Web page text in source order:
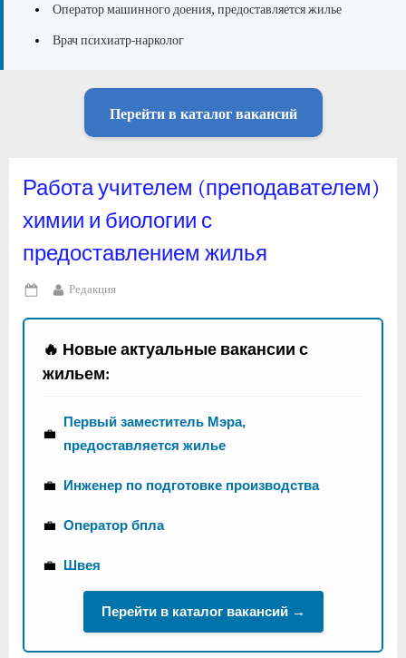
Оператор машинного доения, предоставляется жилье
Врач психиатр-нарколог
Перейти в каталог вакансий
Работа учителем (преподавателем)
химии и биологии с
предоставлением жилья
Posted
on
By
Редакция
🔥 Новые актуальные вакансии с
жильем:
💼
Первый заместитель Мэра,
предоставляется жилье
💼 Инженер по подготовке производства
💼 Оператор бпла
💼 Швея
Перейти в каталог вакансий →